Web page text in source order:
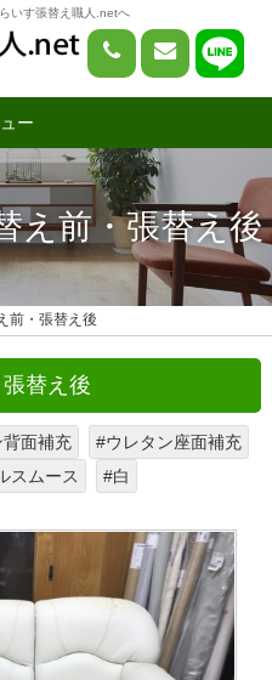
いす張替え職人.netへ
ー
え前・張替え後
前・張替え後
替え後
面補充
#ウレタン座面補充
スムース #白